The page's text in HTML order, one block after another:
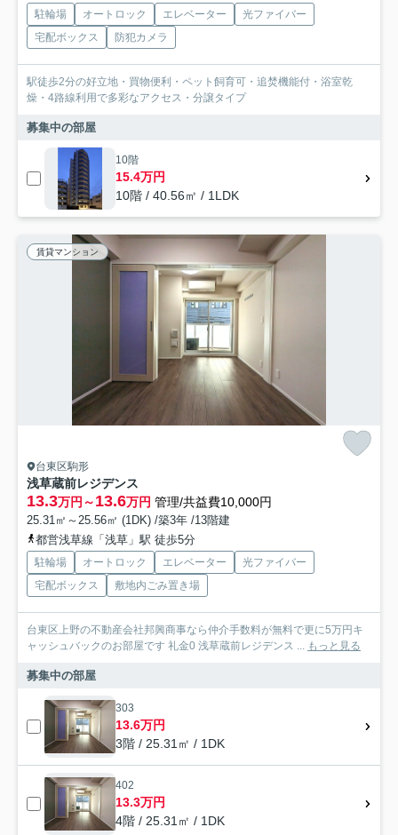
駐輪場 オートロック エレベーター
光ファイバー
宅配ボックス
防犯カメラ
駅徒歩2分の好立地・買物便利・ペット飼育可・追焚機能付・浴室乾
燥・4路線利用で多彩なアクセス・分譲タイプ
募集中の部屋
10階
15.4万円
10階 / 40.56㎡ / 1LDK
賃貸マンション
台東区駒形
浅草蔵前レジデンス
13.3万円～13.6万円 管理/共益費10,000円
25.31㎡～25.56㎡ (1DK) /築3年 /13階建
都営浅草線「浅草」駅 徒歩5分
駐輪場 オートロック エレベーター
光ファイバー
宅配ボックス
敷地内ごみ置き場
台東区上野の不動産会社邦興商事なら仲介手数料が無料で更に5万円キ
ャッシュバックのお部屋です 礼金0 浅草蔵前レジデンス ... もっと見る
募集中の部屋
303
13.6万円
3階 / 25.31㎡ / 1DK
402
13.3万円
4階 / 25.31㎡ / 1DK